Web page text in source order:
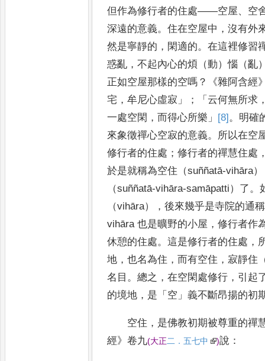
但作為修行者的住處——空屋、 空
深遠的意義。住在空屋中 ，沒有外
然是寧靜的 ， 閑適的。在這裡修習
惑亂 ，不起內心的煩（動）惱（亂
正如空屋那樣的空嗎 ？ 《雜阿含經
宅 ，牟尼心虛寂 」 ； 「 云何無所求
一處空閑 ， 而得心所樂 」 [8] 。 明確
來象徵禪心空寂的意義。 所以在空
修行者的住處 ；修行者的禪慧住處
於是就稱為空住（suññatā-vihāra）
（suññatā-vihāra-samāpatti） 了。
（vihāra） ，後來幾乎是寺院的通稱
vihāra也是曠野的小屋 ，修行者作
休憩的住處。這是修行者的住處 ，
地 ，也名為住 ， 而有空住 ，寂靜住
名目 。總之 ，在空閑處修行 ， 引起
的境地 ， 是 「 空 」義不斷昂揚的初
空住 ， 是佛教初期被尊重的禪
經》卷九(大正二 ． 五七中 )說 ：